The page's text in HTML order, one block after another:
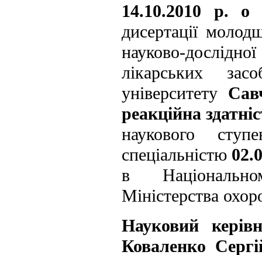
14.10.2010 р.
дисертації
науково-
лікарських
університету
реакційна
наукового
спеціальністю
в
Міністерства
Науковий
Коваленко